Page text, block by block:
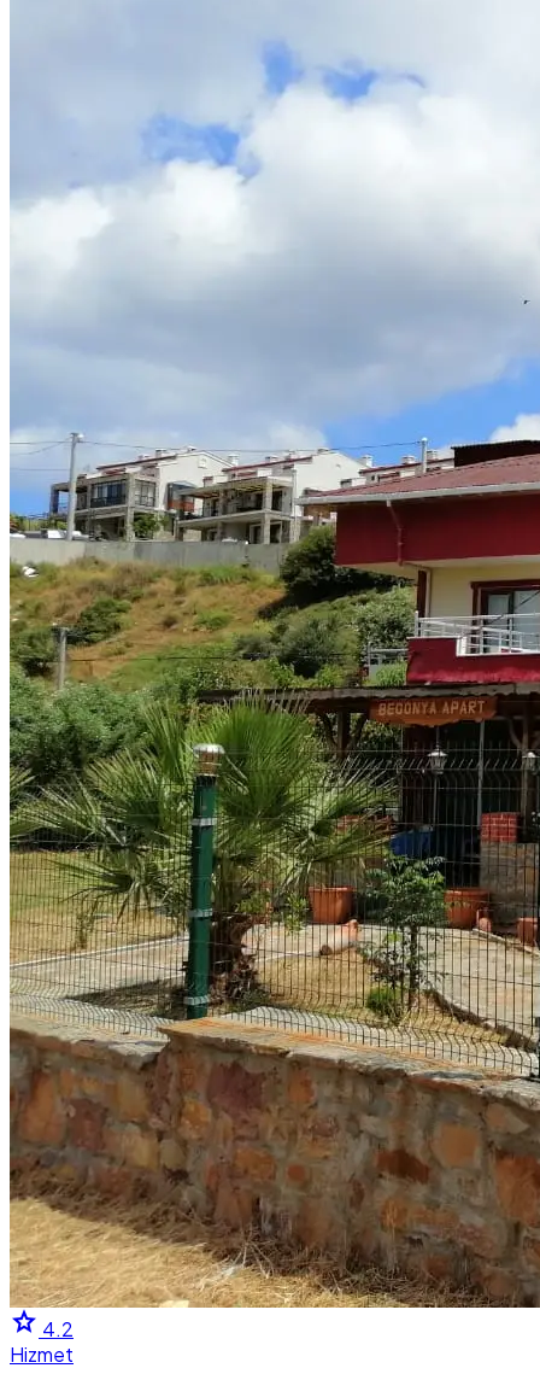
star 4.2
Hizmet